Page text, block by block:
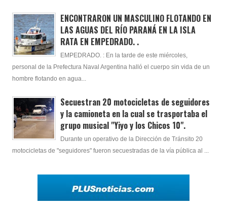
ENCONTRARON UN MASCULINO FLOTANDO EN
LAS AGUAS DEL RÍO PARANÁ EN LA ISLA
RATA EN EMPEDRADO. .
EMPEDRADO. : En la tarde de este miércoles,
personal de la Prefectura Naval Argentina halló el cuerpo sin vida de un
hombre flotando en agua...
Secuestran 20 motocicletas de seguidores
y la camioneta en la cual se trasportaba el
grupo musical "Yiyo y los Chicos 10".
Durante un operativo de la Dirección de Tránsito 20
motocicletas de "seguidores" fueron secuestradas de la vía pública al ...